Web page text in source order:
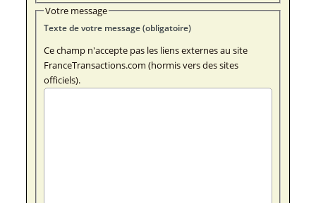
Votre message
Texte de votre message (obligatoire)
Ce champ n'accepte pas les liens externes au site
FranceTransactions.com (hormis vers des sites
officiels).